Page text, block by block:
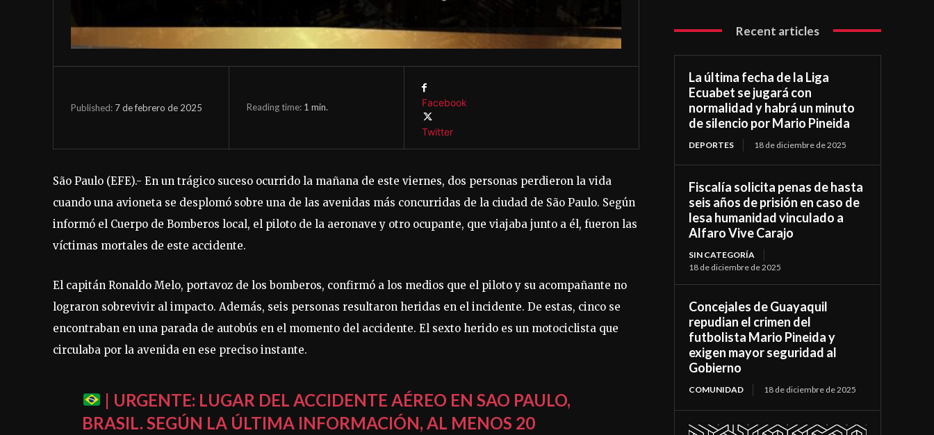
Published: 7 de febrero de 2025 Reading time: 1 min. Facebook
Twitter
São Paulo (EFE).- En un trágico suceso ocurrido la mañana de este viernes, dos personas perdieron la vida
cuando una avioneta se desplomó sobre una de las avenidas más concurridas de la ciudad de São Paulo. Según
informó el Cuerpo de Bomberos local, el piloto de la aeronave y otro ocupante, que viajaba junto a él, fueron las
víctimas mortales de este accidente.
El capitán Ronaldo Melo, portavoz de los bomberos, confirmó a los medios que el piloto y su acompañante no
lograron sobrevivir al impacto. Además, seis personas resultaron heridas en el incidente. De estas, cinco se
encontraban en una parada de autobús en el momento del accidente. El sexto herido es un motociclista que
circulaba por la avenida en ese preciso instante.
| URGENTE: LUGAR DEL ACCIDENTE AÉREO EN SAO PAULO,
BRASIL. SEGÚN LA ÚLTIMA INFORMACIÓN, AL MENOS 20
Recent articles
La última fecha de la Liga
Ecuabet se jugará con
normalidad y habrá un minuto
de silencio por Mario Pineida
DEPORTES 18 de diciembre de 2025
Fiscalía solicita penas de hasta
seis años de prisión en caso de
lesa humanidad vinculado a
Alfaro Vive Carajo
SIN CATEGORÍA
18 de diciembre de 2025
Concejales de Guayaquil
repudian el crimen del
futbolista Mario Pineida y
exigen mayor seguridad al
Gobierno
COMUNIDAD 18 de diciembre de 2025